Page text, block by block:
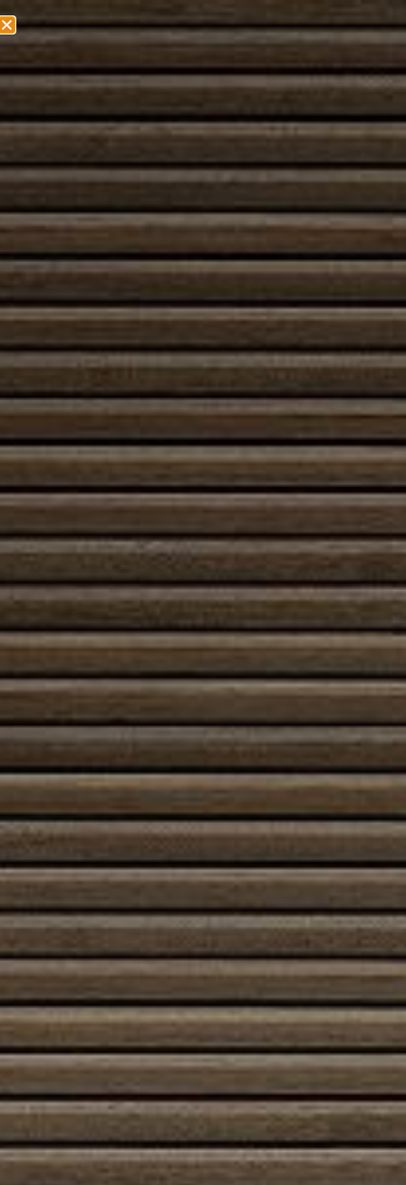
Olemme muuttamassa! Lisätietoa löydättäältä!
Lämpömakasiini
Lämpömakasiini on keskeinen osa nykyaikaista
energiansäästöä ja joustavaa lämmönhallintaa. Se
toimii lämpöenergian varastona: ylijäämälämpö
kerätään talteen esimerkiksi teollisuusprosesseista,
kaukolämpöverkosta tai uusiutuvista lähteistä, ja se
voidaan vapauttaa myöhemmin silloin, kun
lämmöntarve kasvaa. Näin lämpömakasiini
tasapainottaa tuotannon ja kulutuksen eroja,
vähentää hukkaa sekä pienentää
energiakustannuksia ja päästöjä.
Rakenteeltaan lämpömakasiini voi olla vesivarasto,
lämpöeristetty säiliö, lämpöakku tai massa-, maa- tai
kivilämpövarasto riippuen käyttötarkoituksesta ja
mittakaavasta. Esimerkiksi suurissa kiinteistöissä tai
lämmönjakelujärjestelmissä lämpö varastoidaan
lämpöeristettyyn veteen, ja varastoitu lämpö
käytetään huippukulutuksen aikaan ilman, että pitää
käynnistää lisätuotantoa. Pienemmissä ratkaisuissa
lämpömakasiini voi täydentää aurinko- tai
pellettilämpöä.
Lämpömakasiinin edut näkyvät erityisesti
energiatehokkuudessa: se mahdollistaa tuotannon
optimoimisen, vähentää päästöjen vaihtelua,
parantaa järjestelmän käyttövarmuutta ja vähentää
riippuvuutta välittömästä polttoaineen kulutuksesta.
Lisäksi se mahdollistaa uusiutuvan energian
paremman hyödyntämisen, kun epäsäännöllisesti
tuotettu lämpö voidaan käyttää myöhemmin.
Suunnittelussa huomioidaan kapasiteetti, lämpöhäviöt,
integrointi olemassa olevaan järjestelmään ja
käyttöprofiili. Oikein mitoitetulla ja hallitulla
lämpömakasiinilla saadaan aikaan kestävä, joustava ja
kustannustehokas lämmitysratkaisu, joka vastaa sekä
nykypäivän että tulevaisuuden energianhallinnan
vaatimuksiin.
Etusivu/Kauppa/ Tuotteet avainsanalla
“Lämpömakasiini”